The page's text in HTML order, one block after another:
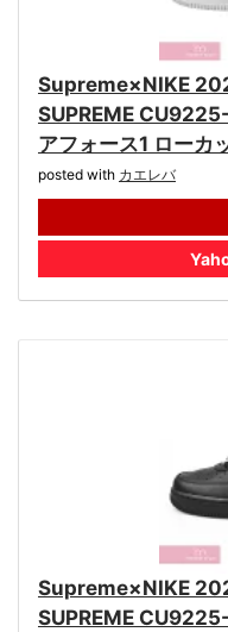
Supreme×NIKE
SUPREME
アフォース1 ローカ
posted with カエレバ
Supreme×NIKE
SUPREME